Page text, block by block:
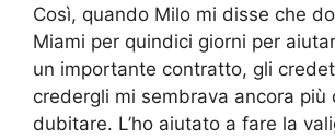
Così, quando Milo mi disse che
Miami per quindici giorni per
un importante contratto, gli
credergli mi sembrava ancora più
dubitare. L’ho aiutato a fare la